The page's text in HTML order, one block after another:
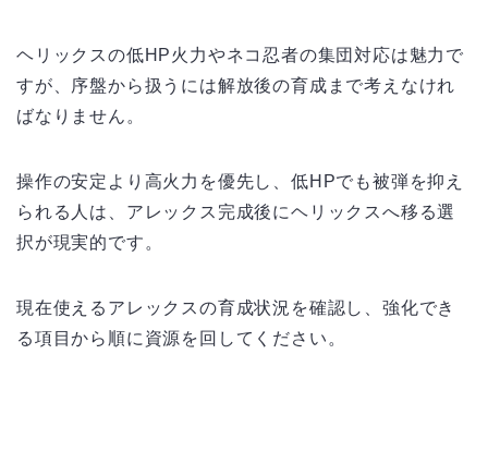
ヘリックスの低HP火力やネコ忍者の集団対応は魅力で
すが、序盤から扱うには解放後の育成まで考えなけれ
ばなりません。
操作の安定より高火力を優先し、低HPでも被弾を抑え
られる人は、アレックス完成後にヘリックスへ移る選
択が現実的です。
現在使えるアレックスの育成状況を確認し、強化でき
る項目から順に資源を回してください。